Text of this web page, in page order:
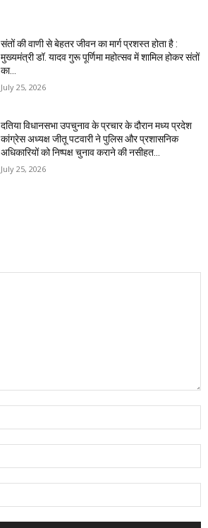
संतों की वाणी से बेहतर जीवन का मार्ग प्रशस्त होता है :
मुख्यमंत्री डॉ. यादव गुरू पूर्णिमा महोत्सव में शामिल होकर संतों
का...
July 25, 2026
दतिया विधानसभा उपचुनाव के प्रचार के दौरान मध्य प्रदेश
कांग्रेस अध्यक्ष जीतू पटवारी ने पुलिस और प्रशासनिक
अधिकारियों को निष्पक्ष चुनाव कराने की नसीहत...
July 25, 2026